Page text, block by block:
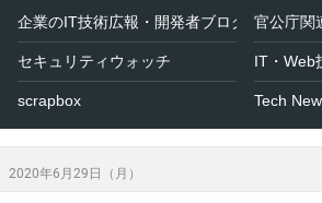
企業のIT技術広報・開発者ブログ 官公庁関
セキュリティウォッチ IT・Web
scrapbox Tech
2020年6月29日（月）